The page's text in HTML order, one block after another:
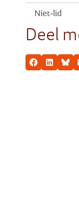
Niet-lid
Deel
Facebook
LinkedIn